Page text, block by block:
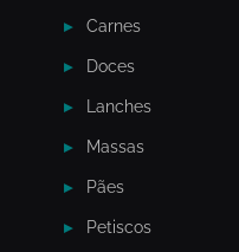
Carnes
Doces
Lanches
Massas
Pães
Petiscos